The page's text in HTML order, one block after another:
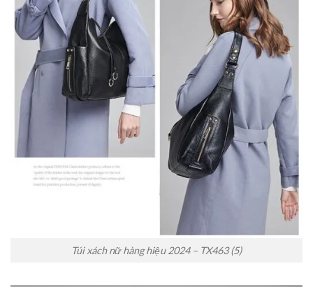
Túi xách nữ hàng hiệu 2024 – TX463 (5)